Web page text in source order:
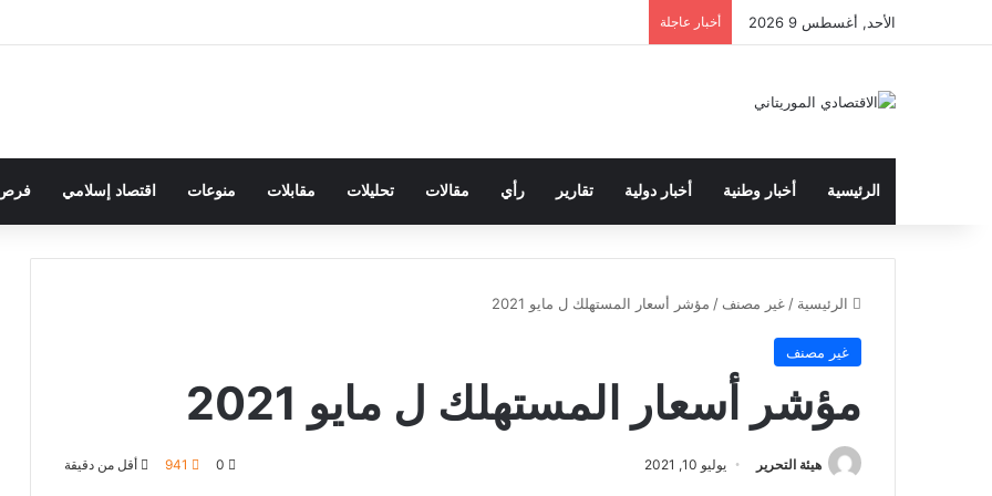
الأحد, أغسطس 9 2026 أخبار عاجلة
الرئيسية أخبار وطنية أخبار دولية تقارير رأي مقالات تحليلات مقابلات منوعات اقتصاد إسلامي
الرئيسية / غير مصنف / مؤشر أسعار المستهلك ل مايو 2021
غير مصنف
مؤشر أسعار المستهلك ل مايو 2021
هيئة التحرير يوليو 10, 2021 0
941 أقل من دقيقة